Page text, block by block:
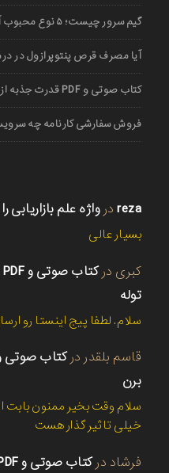
گیم سرور چیست؛ ۵ نوع محبوب آن
آیا مصرف قرص پنتوپرازول در
کتاب صوتی و PDF قدرت جذبه از برایان تریسی
فروش سفارشی کارنامه چه
reza در واژه علم بازاریابی
بسیار عالی
کبری در
توله
سلام. لطفا پیج اینستا رو
قاسم بلقدر در
برن
سلام وقت بخیر ممنون بابت
خیلی تاثیر گذار هست
فرشاد درکتاب صوتی و PDF معجزه شکرگزاری از راندا برن